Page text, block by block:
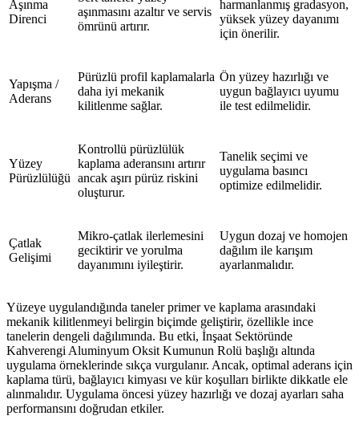
Aşınma
Direnci
aşınmasını azaltır ve servis
ömrünü artırır.
harmanlanmış gradasyon,
yüksek yüzey dayanımı
için önerilir.
Yapışma /
Aderans
Pürüzlü profil kaplamalarla
daha iyi mekanik
kilitlenme sağlar.
Ön yüzey hazırlığı ve
uygun bağlayıcı uyumu
ile test edilmelidir.
Yüzey
Pürüzlülüğü
Kontrollü pürüzlülük
kaplama aderansını artırır
ancak aşırı pürüz riskini
oluşturur.
Tanelik seçimi ve
uygulama basıncı
optimize edilmelidir.
Çatlak
Gelişimi
Mikro-çatlak ilerlemesini
geciktirir ve yorulma
dayanımını iyileştirir.
Uygun dozaj ve homojen
dağılım ile karışım
ayarlanmalıdır.
Yüzeye uygulandığında taneler primer ve kaplama arasındaki
mekanik kilitlenmeyi belirgin biçimde geliştirir, özellikle ince
tanelerin dengeli dağılımında. Bu etki, İnşaat Sektöründe
Kahverengi Aluminyum Oksit Kumunun Rolü başlığı altında
uygulama örneklerinde sıkça vurgulanır. Ancak, optimal aderans için
kaplama türü, bağlayıcı kimyası ve kür koşulları birlikte dikkatle ele
alınmalıdır. Uygulama öncesi yüzey hazırlığı ve dozaj ayarları saha
performansını doğrudan etkiler.